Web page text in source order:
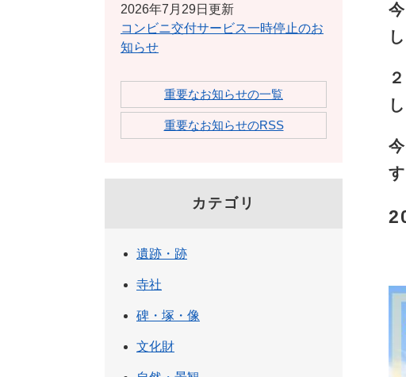
す
2026年7月29日更新
コンビニ交付サービス一時停止のお
知らせ
重要なお知らせの一覧
重要なお知らせのRSS
カテゴリ
遺跡・跡
寺社
碑・塚・像
文化財